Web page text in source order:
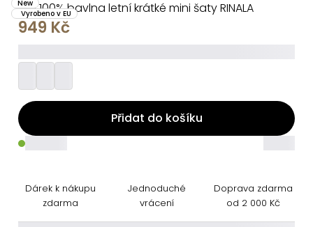
Bílé 100% bavlna letní krátké mini šaty RINALA
New
Vyrobeno v EU
949 Kč
Přidat do košíku
Dárek k nákupu
zdarma
Jednoduché
vrácení
Doprava zdarma
od 2 000 Kč